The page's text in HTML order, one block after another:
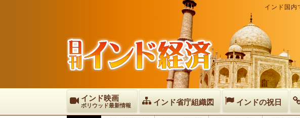
インド国内
インド映画
ボリウッド最新情報 インド省庁組織図 インドの祝日